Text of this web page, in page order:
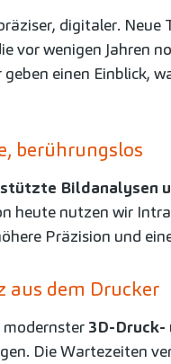
digitaler.
vor wenigen Jahren
einen Einblick,
berührungslos
Bildanalysen
heute nutzen wir
Präzision und
aus dem Drucker
modernster 3D-Druck-
Die Wartezeiten